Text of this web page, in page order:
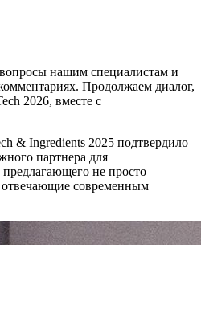
нашим специалистам и
Продолжаем диалог,
2026, вместе с
& Ingredients 2025 подтвердило
партнера для
не просто
современным